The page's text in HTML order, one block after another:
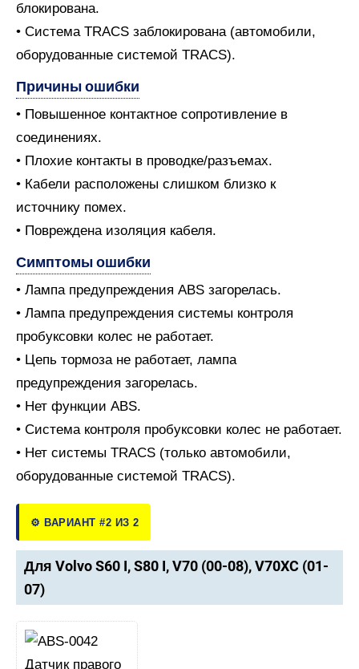
блокирована.
• Система TRACS заблокирована (автомобили,
оборудованные системой TRACS).
Причины ошибки
• Повышенное контактное сопротивление в
соединениях.
• Плохие контакты в проводке/разъемах.
• Кабели расположены слишком близко к
источнику помех.
• Повреждена изоляция кабеля.
Симптомы ошибки
• Лампа предупреждения ABS загорелась.
• Лампа предупреждения системы контроля
пробуксовки колес не работает.
• Цепь тормоза не работает, лампа
предупреждения загорелась.
• Нет функции ABS.
• Система контроля пробуксовки колес не работает.
• Нет системы TRACS (только автомобили,
оборудованные системой TRACS).
⚙️ ВАРИАНТ #2 ИЗ 2
Для Volvo S60 I, S80 I, V70 (00-08), V70XC (01-
07)